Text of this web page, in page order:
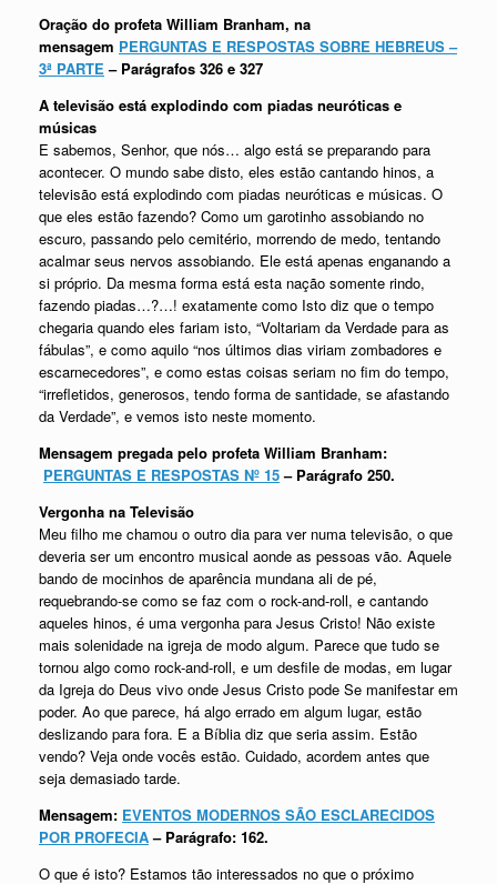
Oração do profeta William Branham, na
mensagem PERGUNTAS E RESPOSTAS SOBRE HEBREUS –
3ª PARTE – Parágrafos 326 e 327
A televisão está explodindo com piadas neuróticas e
músicas
E sabemos, Senhor, que nós… algo está se preparando para
acontecer. O mundo sabe disto, eles estão cantando hinos, a
televisão está explodindo com piadas neuróticas e músicas. O
que eles estão fazendo? Como um garotinho assobiando no
escuro, passando pelo cemitério, morrendo de medo, tentando
acalmar seus nervos assobiando. Ele está apenas enganando a
si próprio. Da mesma forma está esta nação somente rindo,
fazendo piadas…?…! exatamente como Isto diz que o tempo
chegaria quando eles fariam isto, “Voltariam da Verdade para as
fábulas”, e como aquilo “nos últimos dias viriam zombadores e
escarnecedores”, e como estas coisas seriam no fim do tempo,
“irrefletidos, generosos, tendo forma de santidade, se afastando
da Verdade”, e vemos isto neste momento.
Mensagem pregada pelo profeta William Branham:
PERGUNTAS E RESPOSTAS Nº 15– Parágrafo 250.
Vergonha na Televisão
Meu filho me chamou o outro dia para ver numa televisão, o que
deveria ser um encontro musical aonde as pessoas vão. Aquele
bando de mocinhos de aparência mundana ali de pé,
requebrando-se como se faz com o rock-and-roll, e cantando
aqueles hinos, é uma vergonha para Jesus Cristo! Não existe
mais solenidade na igreja de modo algum. Parece que tudo se
tornou algo como rock-and-roll, e um desfile de modas, em lugar
da Igreja do Deus vivo onde Jesus Cristo pode Se manifestar em
poder. Ao que parece, há algo errado em algum lugar, estão
deslizando para fora. E a Bíblia diz que seria assim. Estão
vendo? Veja onde vocês estão. Cuidado, acordem antes que
seja demasiado tarde.
Mensagem: EVENTOS MODERNOS SÃO ESCLARECIDOS
POR PROFECIA– Parágrafo: 162.
O que é isto? Estamos tão interessados no que o próximo